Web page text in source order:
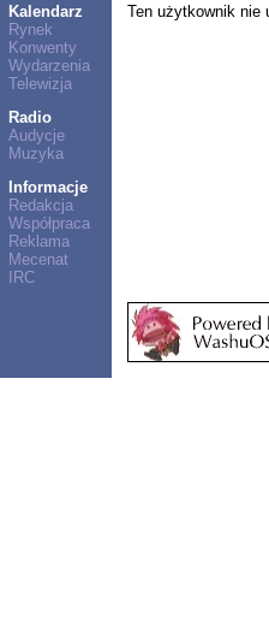
Kalendarz
Rynek
Konwenty
Wydarzenia
Telewizja
Radio
Audycje
Muzyka
Informacje
Redakcja
Współpraca
Reklama
Mecenat
IRC
Ten użytkownik nie